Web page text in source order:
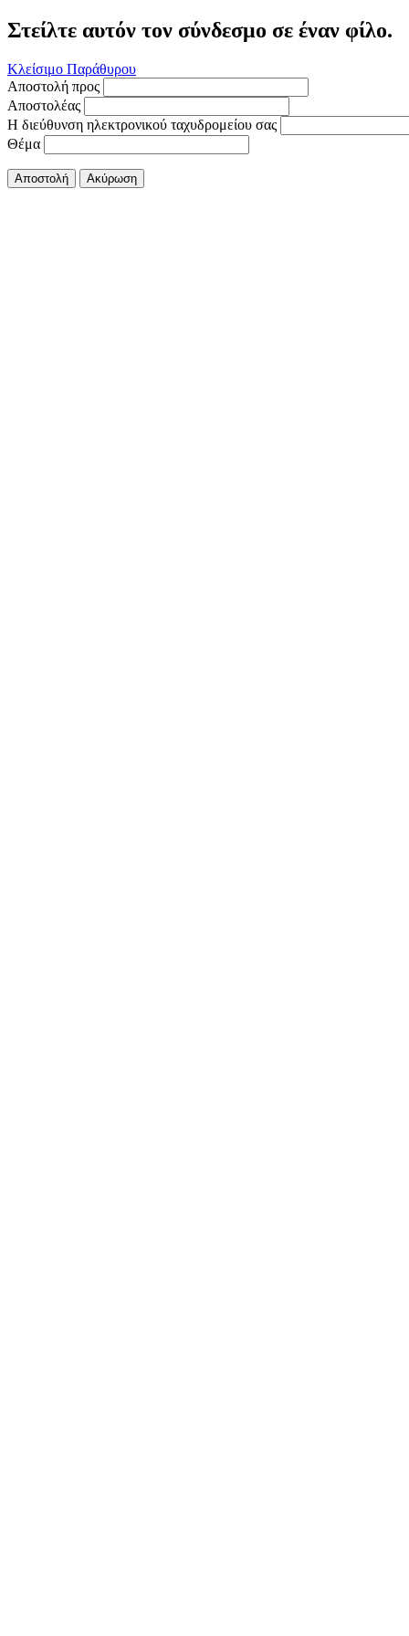
Στείλτε αυτόν τον σύνδεσμο σε έναν φίλο.
Κλείσιμο Παράθυρου
Αποστολή προς
Αποστολέας
Η διεύθυνση ηλεκτρονικού ταχυδρομείου σας
Θέμα
Αποστολή Ακύρωση